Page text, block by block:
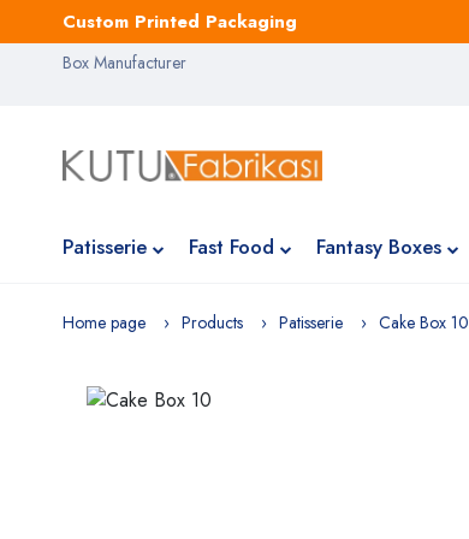
Custom Printed Packaging
Box Manufacturer
Patisserie Fast Food Fantasy Boxes
Home page Products Patisserie Cake Box 10